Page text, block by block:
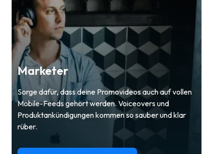
Marketer
Sorge dafür, dass deine Promovideos auch auf vollen
Mobile-Feeds gehört werden. Voiceovers und
Produktankündigungen kommen so sauber und klar
rüber.